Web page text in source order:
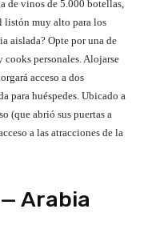
de vinos de 5.000 botellas,
listón muy alto para los
aislada? Opte por una de
cooks personales. Alojarse
acceso a dos
para huéspedes. Ubicado a
(que abrió sus puertas a
a las atracciones de la
Arabia